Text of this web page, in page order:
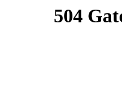
504